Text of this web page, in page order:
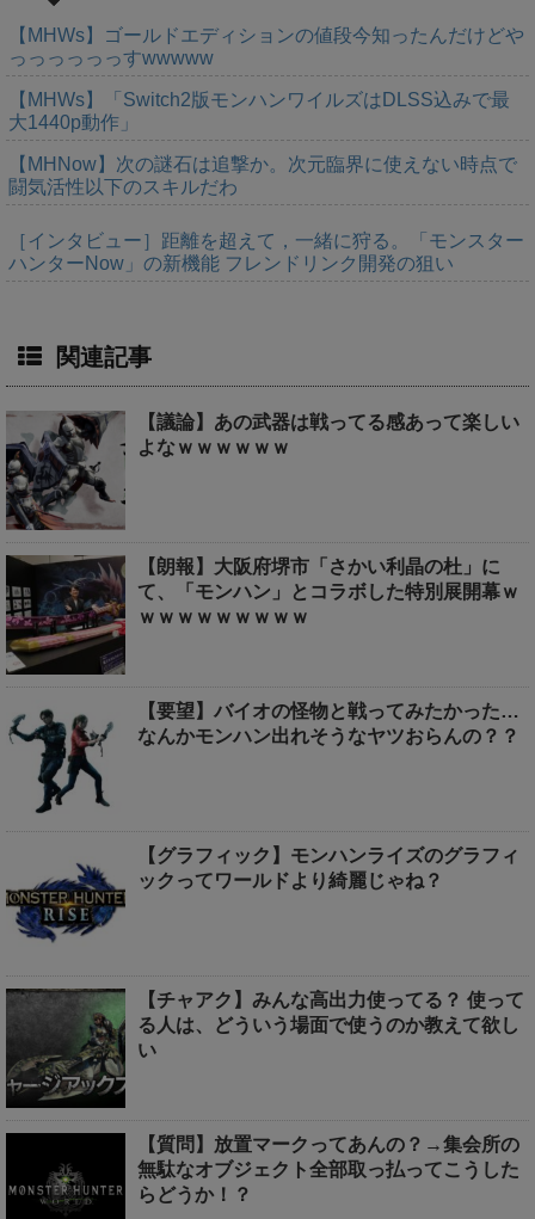
【MHWs】ゴールドエディションの値段今知ったんだけどや
っっっっっっすwwwww
【MHWs】「Switch2版モンハンワイルズはDLSS込みで最
大1440p動作」
【MHNow】次の謎石は追撃か。次元臨界に使えない時点で
闘気活性以下のスキルだわ
［インタビュー］距離を超えて，一緒に狩る。「モンスター
ハンターNow」の新機能 フレンドリンク開発の狙い
関連記事
【議論】あの武器は戦ってる感あって楽しい
よなｗｗｗｗｗｗ
【朗報】大阪府堺市「さかい利晶の杜」に
て、「モンハン」とコラボした特別展開幕ｗ
ｗｗｗｗｗｗｗｗｗ
【要望】バイオの怪物と戦ってみたかった…
なんかモンハン出れそうなヤツおらんの？？
【グラフィック】モンハンライズのグラフィ
ックってワールドより綺麗じゃね？
【チャアク】みんな高出力使ってる？ 使って
る人は、どういう場面で使うのか教えて欲し
い
【質問】放置マークってあんの？→集会所の
無駄なオブジェクト全部取っ払ってこうした
らどうか！？